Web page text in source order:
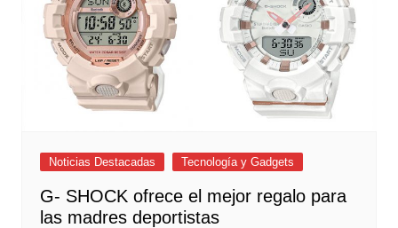
Noticias Destacadas Tecnología y Gadgets
G- SHOCK ofrece el mejor regalo para
las madres deportistas